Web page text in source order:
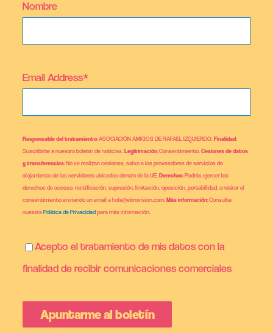
Nombre
Email Address*
Responsable del tratamiento: ASOCIACIÓN AMIGOS DE RAFAEL IZQUIERDO.Finalidad:
Suscribirte a nuestro boletín de noticias.Legitimación: Consentimiento.Cesiones de datos
y transferencias: No se realizan cesiones, salvo a los proveedores de servicios de
alojamiento de los servidores ubicados dentro de la UE.Derechos: Podrás ejercer los
derechos de acceso, rectificación, supresión, limitación, oposición, portabilidad, o retirar el
consentimiento enviando un email a hola@ebrovision.com.Más información: Consulta
nuestraPolítica de Privacidadpara más información.
Acepto el tratamiento de mis datos con la
finalidad de recibir comunicaciones comerciales